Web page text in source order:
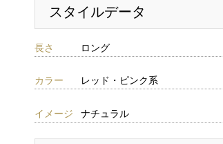
スタイルデータ
長さ ロング
カラー レッド・ピンク系
イメージ ナチュラル